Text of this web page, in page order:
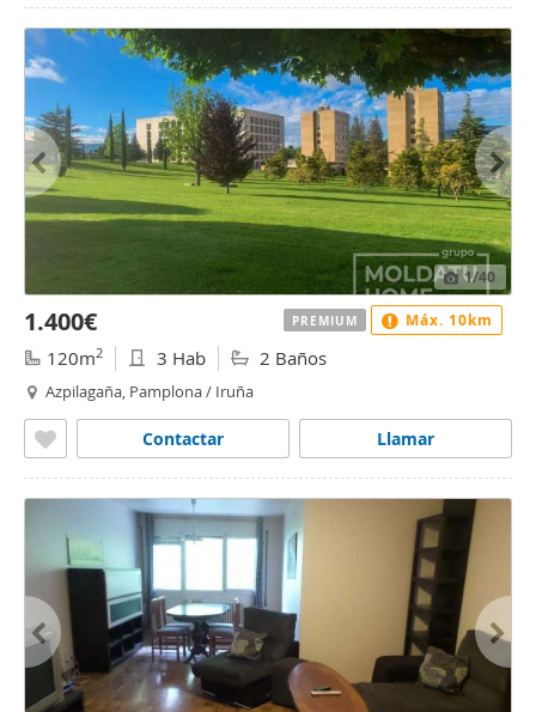
1/40
1.400€
120m2 3 Hab 2 Baños
Azpilagaña, Pamplona / Iruña
Llamar
Contactar
PREMIUM Máx. 10km